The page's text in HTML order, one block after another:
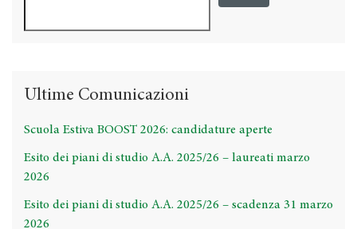
Ultime Comunicazioni
Scuola Estiva BOOST 2026: candidature aperte
Esito dei piani di studio A.A. 2025/26 – laureati marzo
2026
Esito dei piani di studio A.A. 2025/26 – scadenza 31 marzo
2026